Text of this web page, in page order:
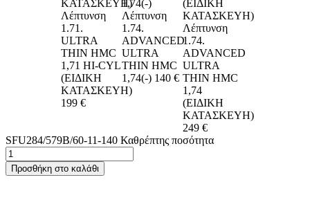
Λέπτυνση
1.71.
ULTRA
THIN HMC
1,71 HI-CYL
(ΕΙΔΙΚΗ
ΚΑΤΑΣΚΕΥΗ)
199 €
Λέπτυνση
1.74.
ADVANCED
ULTRA
THIN HMC
1,74(-) 140 €
Λέπτυνση
1.74.
ADVANCED
ULTRA
THIN HMC
1,74
(ΕΙΔΙΚΗ
ΚΑΤΑΣΚΕΥΗ)
249 €
SFU284/579B/60-11-140 Καθρέπτης ποσότητα
Προσθήκη στο καλάθι